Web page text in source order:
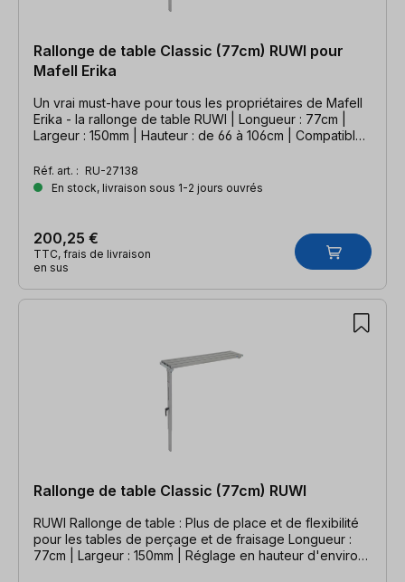
Rallonge de table Classic (77cm) RUWI pour
Mafell Erika
Un vrai must-have pour tous les propriétaires de Mafell
Erika - la rallonge de table RUWI | Longueur : 77cm |
Largeur : 150mm | Hauteur : de 66 à 106cm | Compatible
Réf. art. : RU-27138
En stock, livraison sous 1-2 jours ouvrés
200,25 €
TTC, frais de livraison
en sus
Rallonge de table Classic (77cm) RUWI
RUWI Rallonge de table : Plus de place et de flexibilité
pour les tables de perçage et de fraisage Longueur :
77cm | Largeur : 150mm | Réglage en hauteur d'environ